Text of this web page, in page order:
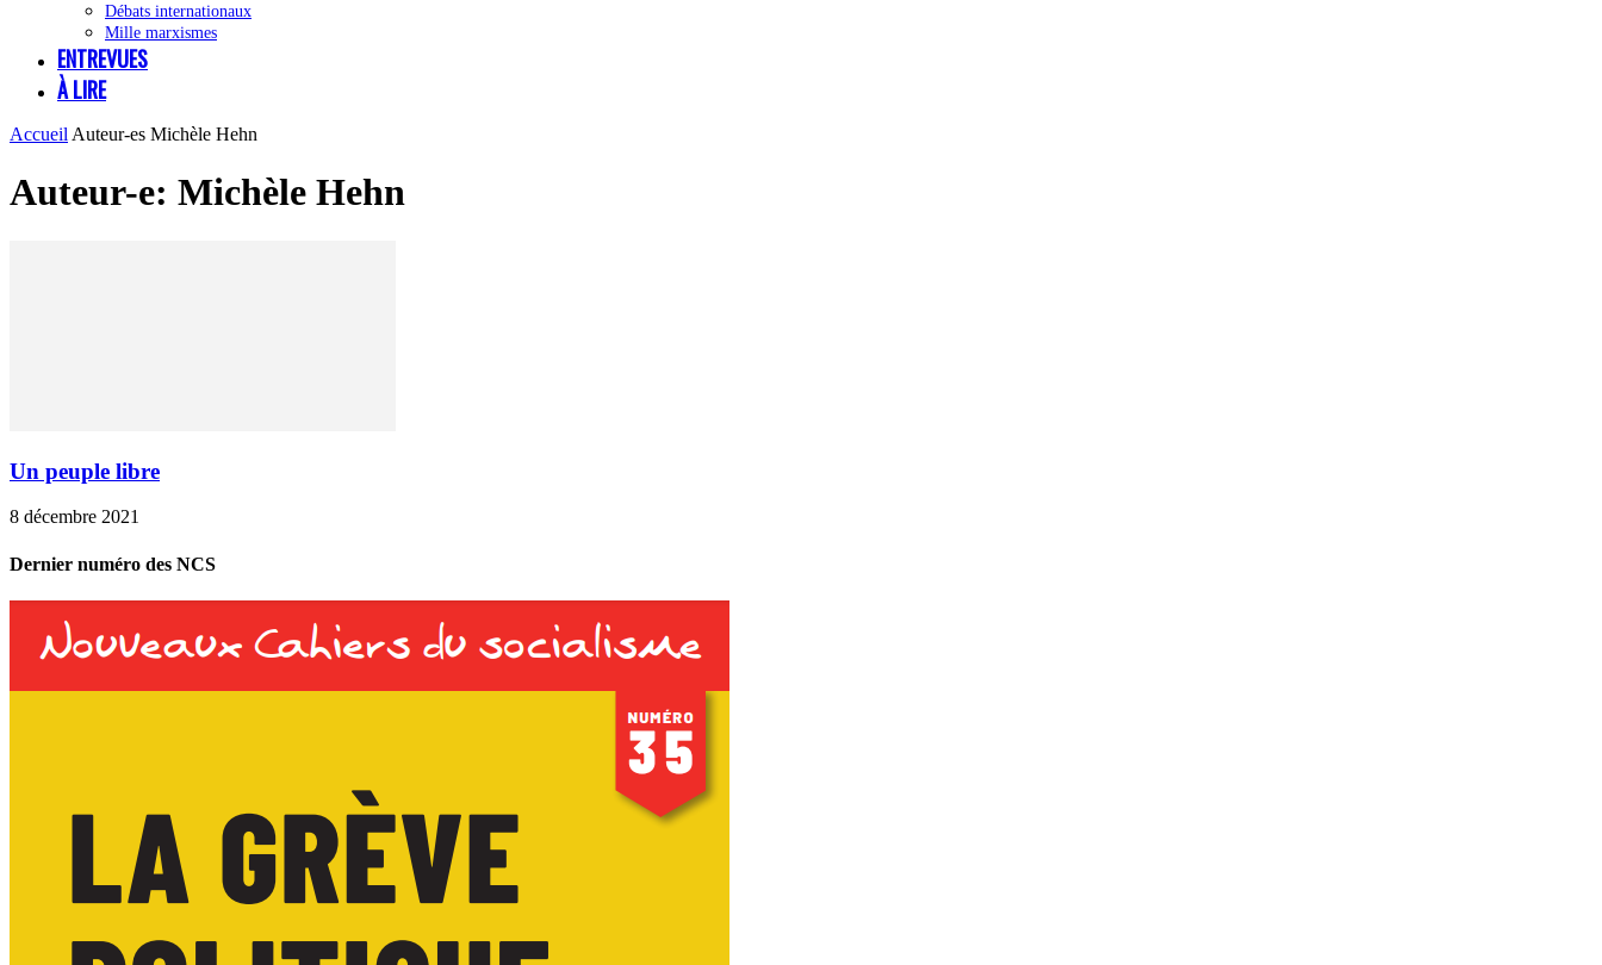
Débats internationaux
Mille marxismes
ENTREVUES
À LIRE
Accueil Auteur-es Michèle Hehn
Auteur-e: Michèle Hehn
Un peuple libre
8 décembre 2021
Dernier numéro des NCS